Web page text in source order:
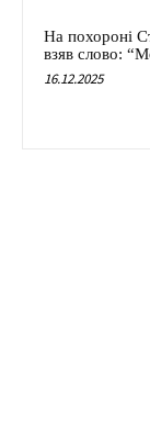
На похороні
взяв слово:
16.12.2025